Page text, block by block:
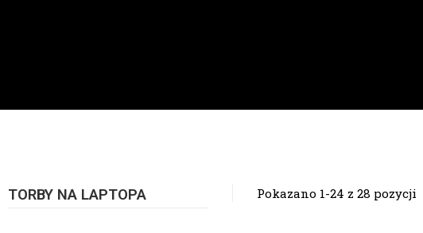
TORBY NA LAPTOPA Pokazano 1-24 z 28 pozycji